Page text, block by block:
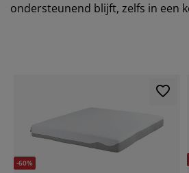
ondersteunend blijft, zelfs in een
-60%